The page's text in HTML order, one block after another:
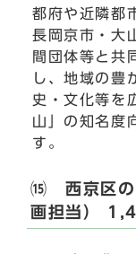
都府や近隣都
長岡京市・大
間団体等と共
し、地域の豊
史・文化等を
山」の知名度
す。
⒂ 西京区の
画担当）